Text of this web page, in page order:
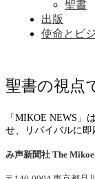
聖書
出版
使命とビ
聖書の視点
「MIKOE NEWS」
せ、リバイバルに即
み声新聞社 The Mikoe